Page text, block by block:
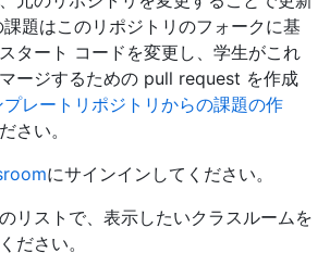
題はこのリポジトリのフォークに基
タート コードを変更し、学生がこれ
ージするための pull request を作成
プレートリポジトリからの課題の作
さい。
にサインインしてください。
リストで、表示したいクラスルームを
ださい。